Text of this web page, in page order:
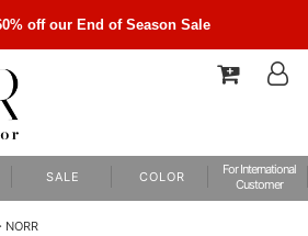
off our End of Season Sale
S A L E C O L O R
For International
Customer
NORR